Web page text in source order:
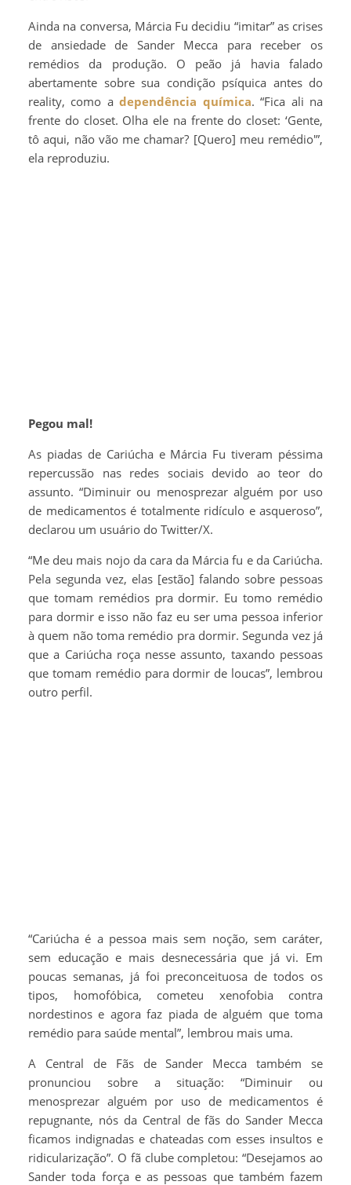
Ainda na conversa, Márcia Fu decidiu “imitar” as crises
de ansiedade de Sander Mecca para receber os
remédios da produção. O peão já havia falado
abertamente sobre sua condição psíquica antes do
reality, como adependência química. “Fica ali na
frente do closet. Olha ele na frente do closet: ‘Gente,
tô aqui, não vão me chamar? [Quero] meu remédio'”,
ela reproduziu.
Pegou mal!
As piadas de Cariúcha e Márcia Fu tiveram péssima
repercussão nas redes sociais devido ao teor do
assunto. “Diminuir ou menosprezar alguém por uso
de medicamentos é totalmente ridículo e asqueroso”,
declarou um usuário do Twitter/X.
“Me deu mais nojo da cara da Márcia fu e da Cariúcha.
Pela segunda vez, elas [estão] falando sobre pessoas
que tomam remédios pra dormir. Eu tomo remédio
para dormir e isso não faz eu ser uma pessoa inferior
à quem não toma remédio pra dormir. Segunda vez já
que a Cariúcha roça nesse assunto, taxando pessoas
que tomam remédio para dormir de loucas”, lembrou
outro perfil.
“Cariúcha é a pessoa mais sem noção, sem caráter,
sem educação e mais desnecessária que já vi. Em
poucas semanas, já foi preconceituosa de todos os
tipos, homofóbica, cometeu xenofobia contra
nordestinos e agora faz piada de alguém que toma
remédio para saúde mental”, lembrou mais uma.
A Central de Fãs de Sander Mecca também se
pronunciou sobre a situação: “Diminuir ou
menosprezar alguém por uso de medicamentos é
repugnante, nós da Central de fãs do Sander Mecca
ficamos indignadas e chateadas com esses insultos e
ridicularização”. O fã clube completou: “Desejamos ao
Sander toda força e as pessoas que também fazem